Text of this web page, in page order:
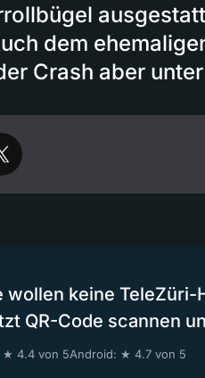
dem
Crash aber
wollen keine
QR-Code scannen
★ 4.4 von 5Android: ★ 4.7 von 5